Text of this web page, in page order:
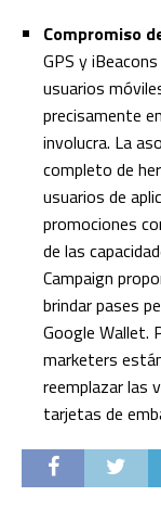
Compromiso
GPS y
usuarios
precisamente
involucra. La
completo de
usuarios de
promociones
de las
Campaign
brindar pases
Google Wallet.
marketers
reemplazar las
tarjetas de